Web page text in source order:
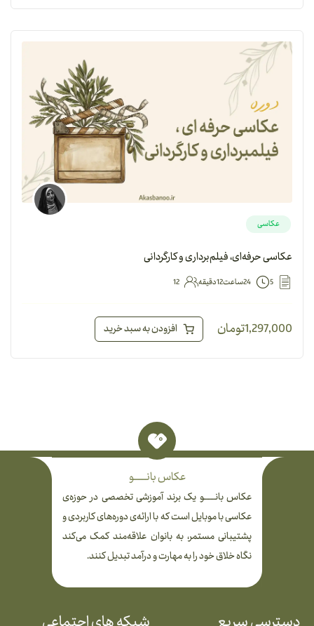
عکاسی
عکاسی حرفه‌ای، فیلم‌برداری و کارگردانی
5 24ساعت12دقیقه 12
1,297,000تومان افزودن به سبد خرید
عکاس بانـــــــــو
عکاس بانــــــــو یک برند آموزشی تخصصی در حوزه‌ی
عکاسی با موبایل است که با ارائه‌ی دوره‌های کاربردی و
پشتیبانی مستمر، به بانوان علاقه‌مند کمک می‌کند
نگاه خلاق خود را به مهارت و درآمد تبدیل کنند.